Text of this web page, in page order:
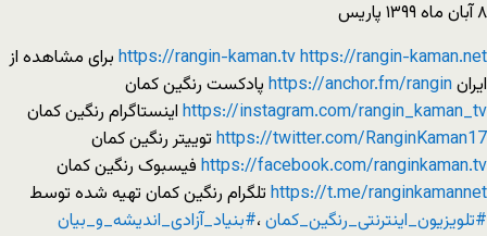
۸ آبان ماه ۱۳۹۹ پاریس
https://rangin-kaman.net
https://rangin-kaman.tv برای مشاهده از
ایرانhttps://anchor.fm/rangin پادکست رنگین کمان
https://instagram.com/rangin_kaman_tv اینستاگرام رنگین کمان
https://twitter.com/RanginKaman17 توییتر رنگین کمان
https://facebook.com/ranginkaman.tv فیسبوک رنگین کمان
https://t.me/ranginkamannet تلگرام رنگین کمان تهیه شده توسط
#تلویزیون_اینترنتی_رنگین_کمان،#بنیاد_آزادی_اندیشه_و_بیان